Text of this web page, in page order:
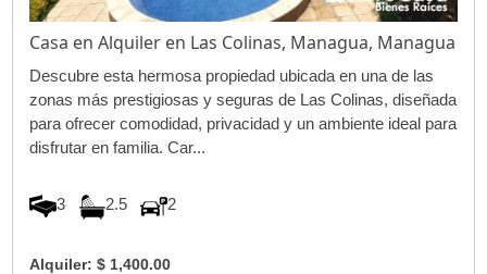
Casa en Alquiler en Las Colinas, Managua, Managua
Descubre esta hermosa propiedad ubicada en una de las
zonas más prestigiosas y seguras de Las Colinas, diseñada
para ofrecer comodidad, privacidad y un ambiente ideal para
disfrutar en familia. Car...
3 2.5 2
Alquiler: $ 1,400.00